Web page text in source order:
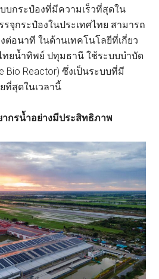
บกระป๋องที่มีความเร็วที่สุดใน
รจุกระป๋องในประเทศไทย สามารถ
ต่อนาที ในด้านเทคโนโลยีที่เกี่ยว
ทยน้ำทิพย์ ปทุมธานี ใช้ระบบบำบัด
Bio Reactor) ซึ่งเป็นระบบที่มี
ที่สุดในเวลานี้
กรน้ำอย่างมีประสิทธิภาพ